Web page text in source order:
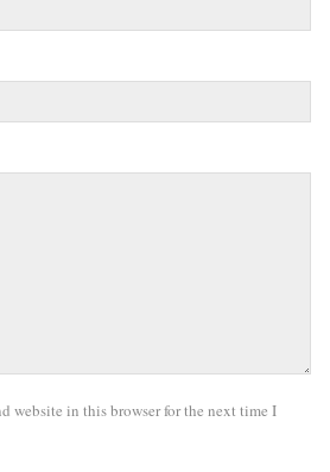
website in this browser for the next time I